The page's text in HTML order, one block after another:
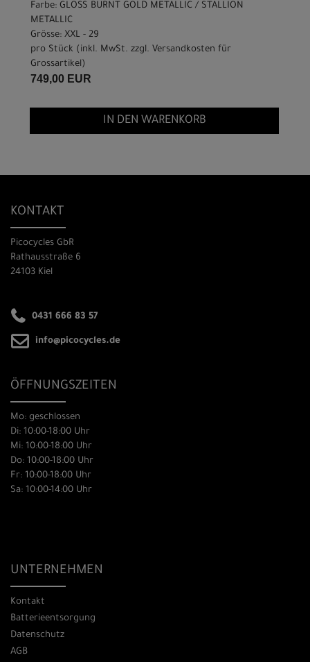
Farbe: GLOSS BURNT GOLD METALLIC / STALLION
METALLIC
Grösse: XXL - 29
pro Stück (inkl. MwSt. zzgl. Versandkosten für
Grossartikel)
749,00 EUR
IN DEN WARENKORB
KONTAKT
Picocycles GbR
Rathausstraße 6
24103 Kiel
0431 666 83 57
info@picocycles.de
ÖFFNUNGSZEITEN
Mo: geschlossen
Di: 10:00-18:00 Uhr
Mi: 10:00-18:00 Uhr
Do: 10:00-18:00 Uhr
Fr: 10:00-18:00 Uhr
Sa: 10:00-14:00 Uhr
UNTERNEHMEN
Kontakt
Batterieentsorgung
Datenschutz
AGB